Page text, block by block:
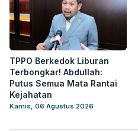
TPPO Berkedok Liburan
Terbongkar! Abdullah:
Putus Semua Mata Rantai
Kejahatan
Kamis, 06 Agustus 2026